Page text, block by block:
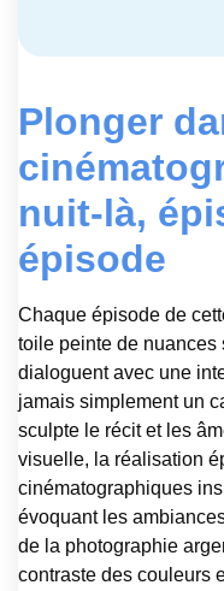
Plonger
nuit-là,
épisode
Chaque épisode de
toile peinte de nuances
dialoguent avec une
jamais simplement un
sculpte le récit et les
visuelle, la réalisation
cinématographiques
évoquant les
de la photographie
contraste des couleurs